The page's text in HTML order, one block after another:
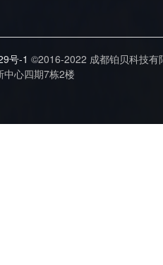
号-1 ©2016-2022 成都铂贝科技
中心四期7栋2楼